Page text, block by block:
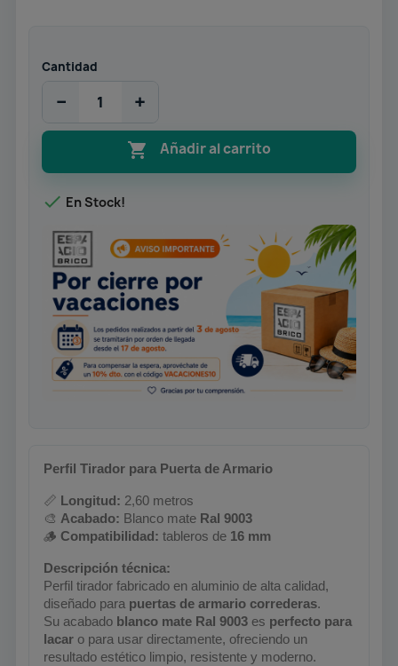
Cantidad
− +
 Añadir al carrito
 En Stock!
Perfil Tirador para Puerta de Armario
📏 Longitud: 2,60 metros
🎨 Acabado: Blanco mate Ral 9003
🪵 Compatibilidad: tableros de 16 mm
Descripción técnica:
Perfil tirador fabricado en aluminio de alta calidad,
diseñado para puertas de armario correderas.
Su acabado blanco mate Ral 9003 es perfecto para
lacar o para usar directamente, ofreciendo un
resultado estético limpio, resistente y moderno.